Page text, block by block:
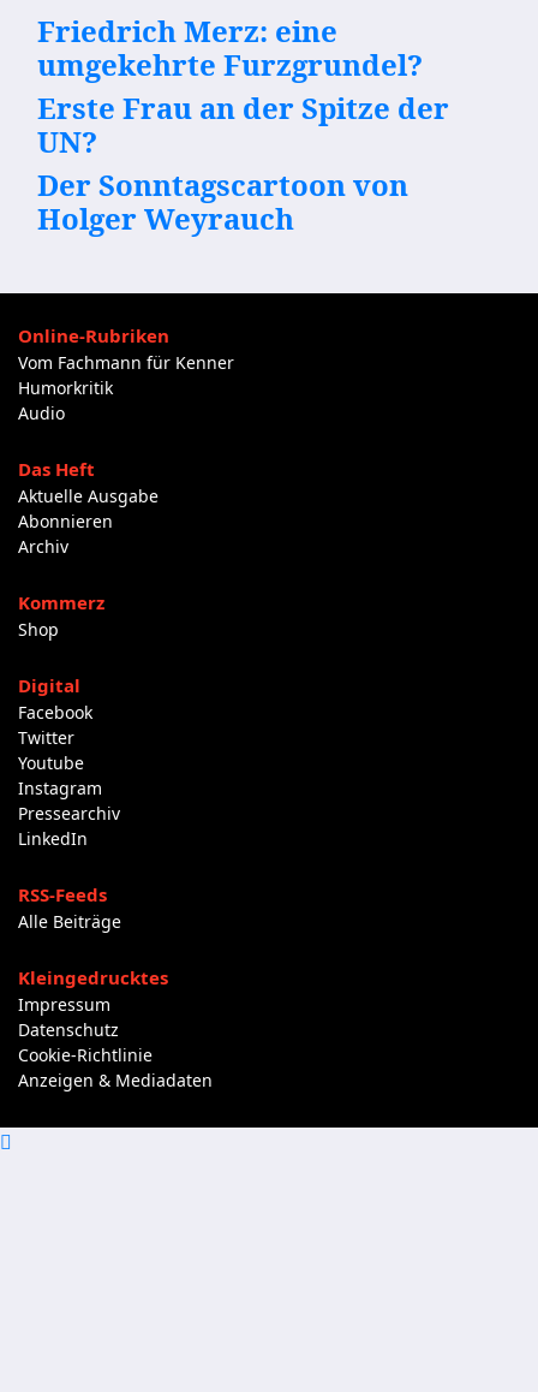
Friedrich Merz: eine
umgekehrte Furzgrundel?
Erste Frau an der Spitze der
UN?
Der Sonntagscartoon von
Holger Weyrauch
Online-Rubriken
Vom Fachmann für Kenner
Humorkritik
Audio
Das Heft
Aktuelle Ausgabe
Abonnieren
Archiv
Kommerz
Shop
Digital
Facebook
Twitter
Youtube
Instagram
Pressearchiv
LinkedIn
RSS-Feeds
Alle Beiträge
Kleingedrucktes
Impressum
Datenschutz
Cookie-Richtlinie
Anzeigen & Mediadaten